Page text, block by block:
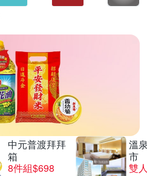
中元普渡拜拜
箱
8件組$698
溫
市